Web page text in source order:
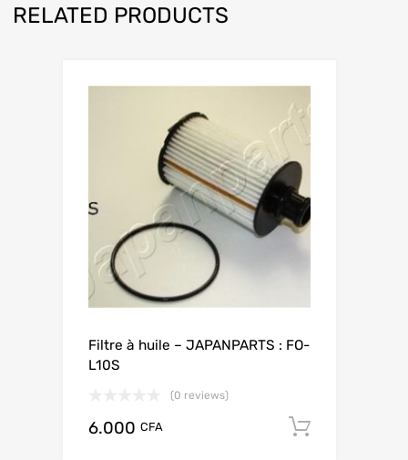
RELATED PRODUCTS
Filtre à huile – JAPANPARTS : FO-
L10S
(0 reviews)
6.000 CFA